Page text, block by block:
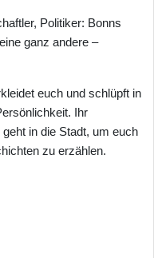
Politiker: Bonns
ganz andere –
euch und schlüpft in
Ihr
in die Stadt, um euch
zu erzählen.